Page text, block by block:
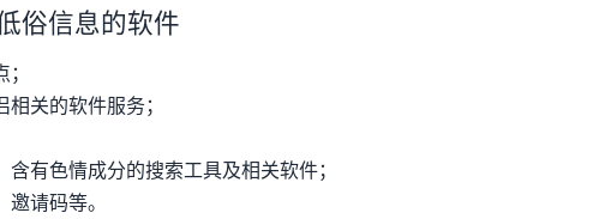
俗信息的软件
关的软件服务；
有色情成分的搜索工具及相关软件；
请码等。